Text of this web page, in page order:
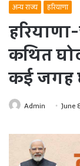
अन्य राज्य हरियाणा
कथित
कई जगह
Admin June